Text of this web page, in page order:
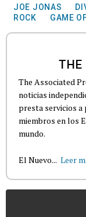
JOE JONAS
ROCK
GAME
THE
The Associated
noticias
presta servicios a
miembros en los
mundo.
El Nuevo... Leer